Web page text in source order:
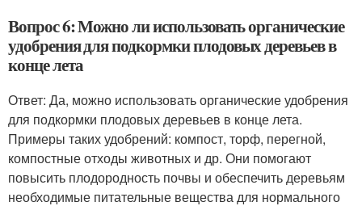
Вопрос 6: Можно ли использовать органические
удобрения для подкормки плодовых деревьев в
конце лета
Ответ: Да, можно использовать органические удобрения
для подкормки плодовых деревьев в конце лета.
Примеры таких удобрений: компост, торф, перегной,
компостные отходы животных и др. Они помогают
повысить плодородность почвы и обеспечить деревьям
необходимые питательные вещества для нормального